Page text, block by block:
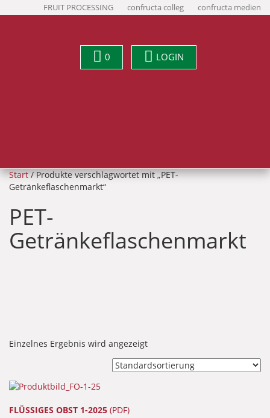
FRUIT PROCESSING confructa colleg confructa medien
0 LOGIN
Start/ Produkte verschlagwortet mit „PET-
Getränkeflaschenmarkt“
PET-
Getränkeflaschenmarkt
Einzelnes Ergebnis wird angezeigt
FLÜSSIGES OBST 1-2025 (PDF)